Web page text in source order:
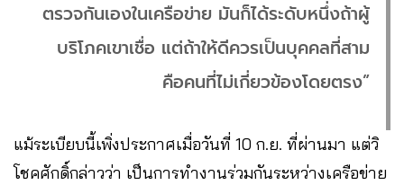
ตรวจกันเองในเครือข่าย มันก็ได้ระดับหนึ่งถ้าผู้
บริโภคเขาเชื่อ แต่ถ้าให้ดีควรเป็นบุคคลที่สาม
คือคนที่ไม่เกี่ยวข้องโดยตรง”
แม้ระเบียบนี้เพิ่งประกาศเมื่อวันที่ 10 ก.ย. ที่ผ่านมา แต่วิ
โชคศักดิ์กล่าวว่า เป็นการทำงานร่วมกันระหว่างเครือข่าย